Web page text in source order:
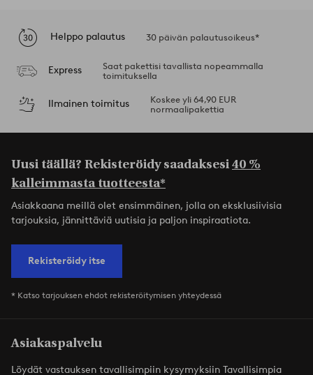
Helppo palautus 30 päivän palautusoikeus*
Express
Saat pakettisi tavallista nopeammalla
toimituksella
Ilmainen toimitus
Koskee yli 64,90 EUR
normaalipakettia
Uusi täällä? Rekisteröidy saadaksesi40 %
kalleimmasta tuotteesta*
Asiakkaana meillä olet ensimmäinen, jolla on eksklusiivisia
tarjouksia, jännittäviä uutisia ja paljon inspiraatiota.
Rekisteröidy itse
* Katso tarjouksen ehdot rekisteröitymisen yhteydessä
Asiakaspalvelu
Löydät vastauksen tavallisimpiin kysymyksiin Tavallisimpia